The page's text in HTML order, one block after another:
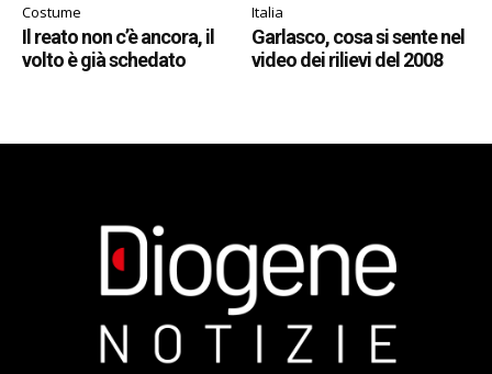
Costume
Il reato non c’è ancora, il
volto è già schedato
Italia
Garlasco, cosa si sente nel
video dei rilievi del 2008